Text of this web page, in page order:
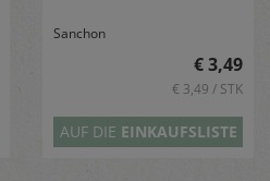
Sanchon
€ 3,49
€ 3,49 / STK
AUF DIE EINKAUFSLISTE